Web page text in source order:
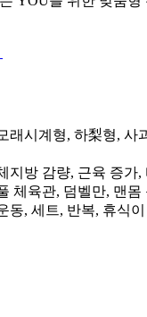
래시계형, 하梨형, 사
지방 감량, 근육 증가,
체육관, 덤벨만, 맨몸
동, 세트, 반복, 휴식이